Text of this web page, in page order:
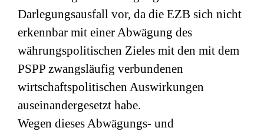
Darlegungsausfall vor, da die EZB sich nicht
erkennbar mit einer Abwägung des
währungspolitischen Zieles mit den mit dem
PSPP zwangsläufig verbundenen
wirtschaftspolitischen Auswirkungen
auseinandergesetzt habe.
Wegen dieses Abwägungs- und